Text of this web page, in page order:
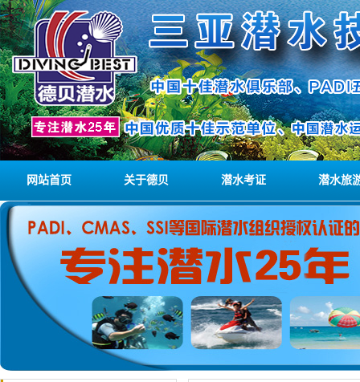
网站首页 关于德贝 潜水考证 潜水旅